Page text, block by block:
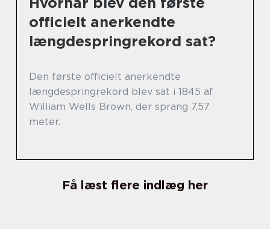
officielt anerkendte
længdespringrekord sat?
Den første officielt anerkendte
længdespringrekord blev sat i 1845 af
William Wells Brown, der sprang 7,57
meter.
Få læst flere indlæg her